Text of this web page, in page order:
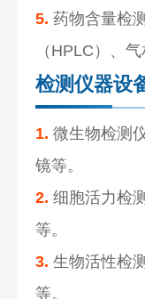
5. 药物含量检
（HPLC）、
检测仪器设
1. 微生物检测
镜等。
2. 细胞活力检
等。
3. 生物活性检
等。